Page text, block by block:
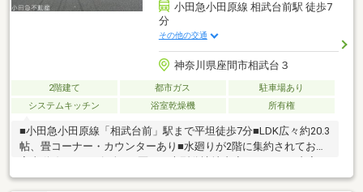
小田急小田原線 相武台前駅 徒歩7
分
その他の交通
神奈川県座間市相武台３
2階建て 都市ガス
駐車場あり
システムキッチン
浴室乾燥機 所有権
■小田急小田原線「相武台前」駅まで平坦徒歩7分■LDK広々約20.3
帖、畳コーナー・カウンターあり■水廻りが2階に集約されており
◆【水廻り】浴室、キッチン、洗面化粧台、洗濯用水栓、トイレ